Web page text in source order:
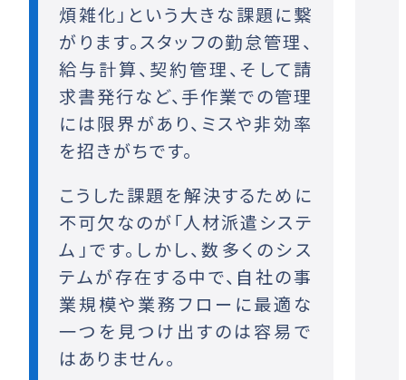
煩雑化」という大きな課題に繋
がります。スタッフの勤怠管理、
給与計算、契約管理、そして請
求書発行など、手作業での管理
には限界があり、ミスや非効率
を招きがちです。
こうした課題を解決するために
不可欠なのが「人材派遣システ
ム」です。しかし、数多くのシス
テムが存在する中で、自社の事
業規模や業務フローに最適な
一つを見つけ出すのは容易で
はありません。